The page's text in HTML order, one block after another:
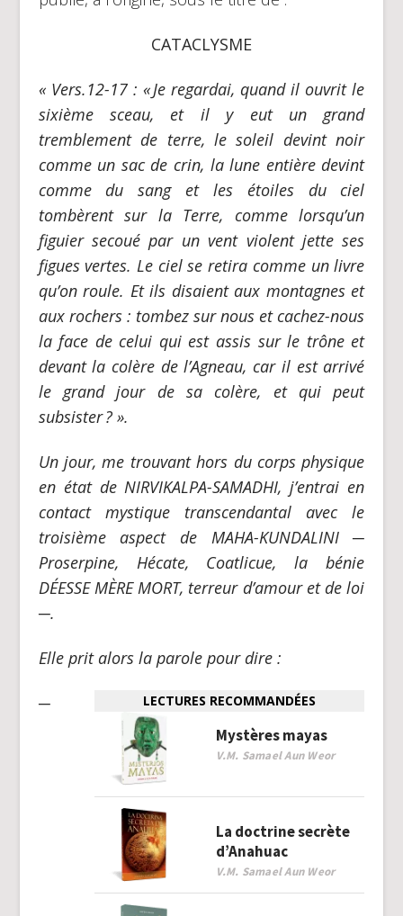
CATACLYSME
« Vers.12-17 : «Je regardai, quand il ouvrit le
sixième sceau, et il y eut un grand
tremblement de terre, le soleil devint noir
comme un sac de crin, la lune entière devint
comme du sang et les étoiles du ciel
tombèrent sur la Terre, comme lorsqu’un
figuier secoué par un vent violent jette ses
figues vertes. Le ciel se retira comme un livre
qu’on roule. Et ils disaient aux montagnes et
aux rochers : tombez sur nous et cachez-nous
la face de celui qui est assis sur le trône et
devant la colère de l’Agneau, car il est arrivé
le grand jour de sa colère, et qui peut
subsister? ».
Un jour, me trouvant hors du corps physique
en état de NIRVIKALPA-SAMADHI, j’entrai en
contact mystique transcendantal avec le
troisième aspect de MAHA-KUNDALINI─
Proserpine, Hécate, Coatlicue, la bénie
DÉESSE MÈRE MORT, terreur d’amour et de loi
─.
Elle prit alors la parole pour dire :
LECTURES RECOMMANDÉES
Mystères mayas
V.M. Samael Aun Weor
La doctrine secrète
d’Anahuac
V.M. Samael Aun Weor
─